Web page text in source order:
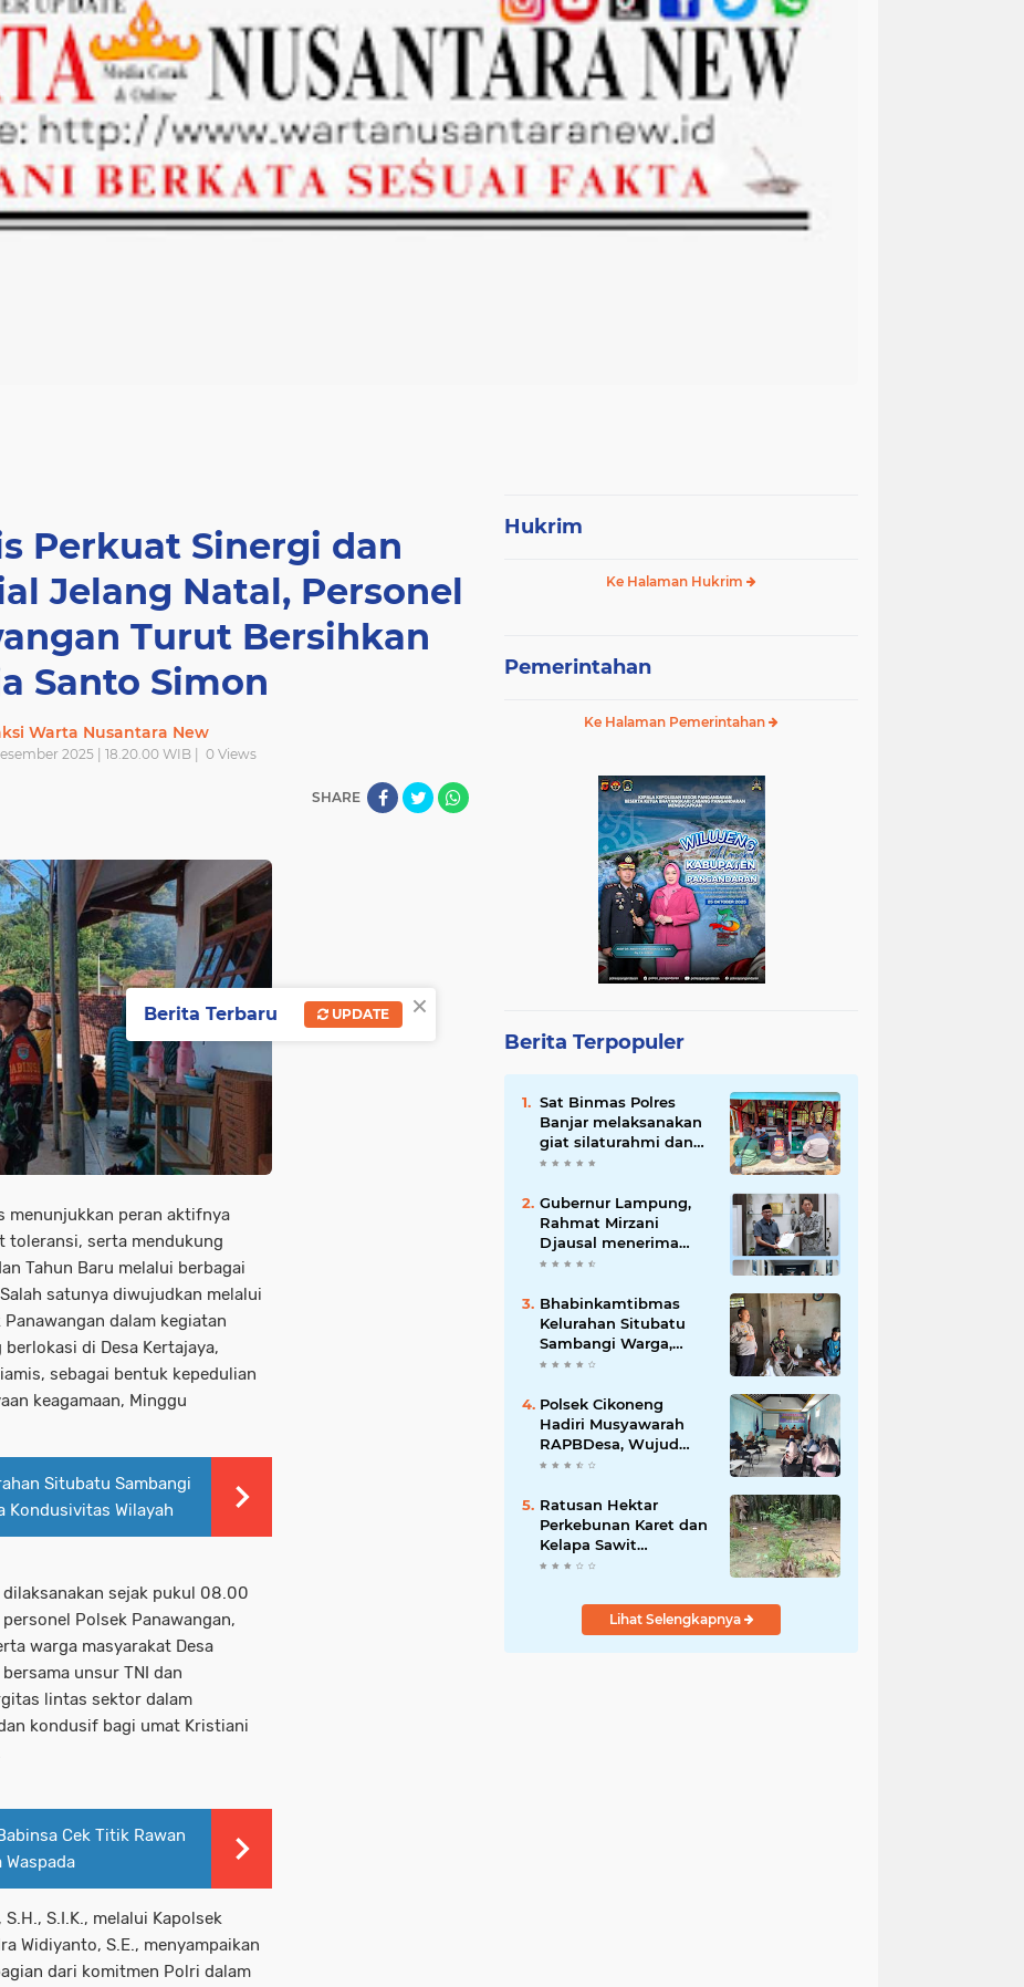
Perkuat Sinergi dan
Jelang Natal, Personel
Turut Bersihkan
Santo Simon
Warta Nusantara New
2025 | 18.20.00 WIB | 0 Views
SHARE
menunjukkan peran aktifnya
toleransi, serta mendukung
Tahun Baru melalui berbagai
satunya diwujudkan melalui
dalam kegiatan
di Desa Kertajaya,
sebagai bentuk kepedulian
keagamaan, Minggu
Situbatu Sambangi
Kondusivitas Wilayah
sejak pukul 08.00
Polsek Panawangan,
warga masyarakat Desa
unsur TNI dan
lintas sektor dalam
kondusif bagi umat Kristiani
Cek Titik Rawan
S.I.K., melalui Kapolsek
Widiyanto, S.E., menyampaikan
dari komitmen Polri dalam
Hukrim
Ke Halaman Hukrim
Pemerintahan
Ke Halaman Pemerintahan
Berita Terpopuler
Sat Binmas Polres
Banjar melaksanakan
giat silaturahmi dan
pembinaan kepada
Gubernur Lampung,
Rahmat Mirzani
Djausal menerima
Senior Executive
Association for
Construction (JAC)
Yugo Okamoto dalam
pertemuan resmi
Bhabinkamtibmas
Kelurahan Situbatu
Sambangi Warga,
Perkuat Silaturahmi
Wilayah
Polsek Cikoneng
Hadiri Musyawarah
RAPBDesa, Wujud
Peran Polri Kawal
Kamtibmas Desa
Sindangkasih
Ratusan Hektar
Perkebunan Karet dan
Kelapa Sawit
terendam banjir
Lihat Selengkapnya
×
Berita Terbaru UPDATE